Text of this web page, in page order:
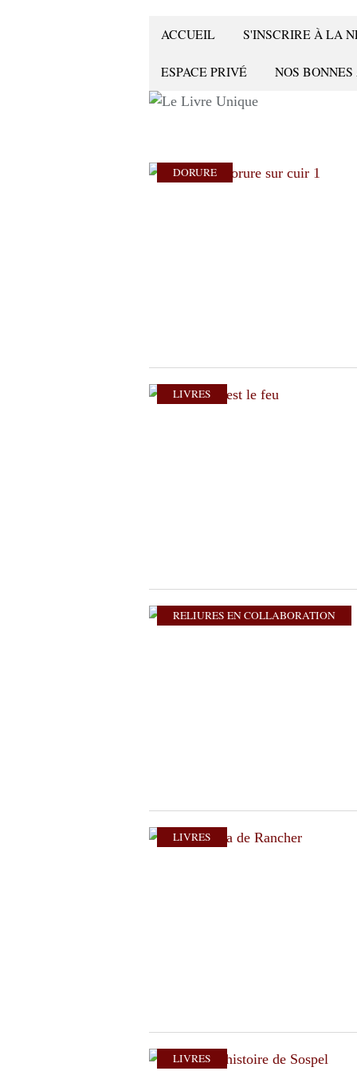
ACCUEIL S'INSCRIRE À LA
ESPACE PRIVÉ NOS BONNES
DORURE
LIVRES
RELIURES EN COLLABORATION
LIVRES
LIVRES